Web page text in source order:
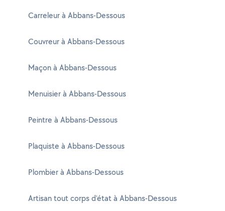
Carreleur à Abbans-Dessous
Couvreur à Abbans-Dessous
Maçon à Abbans-Dessous
Menuisier à Abbans-Dessous
Peintre à Abbans-Dessous
Plaquiste à Abbans-Dessous
Plombier à Abbans-Dessous
Artisan tout corps d'état à Abbans-Dessous